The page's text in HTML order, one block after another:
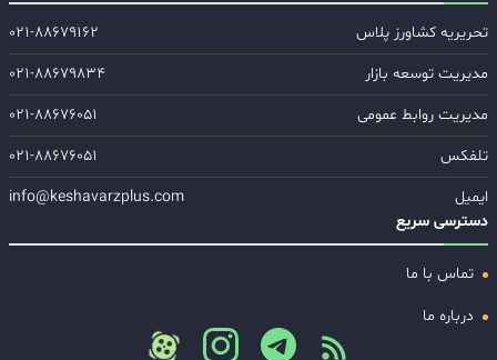
تحریریه کشاورز پلاس
۰۲۱-۸۸۶۷۹۱۶۲
مدیریت توسعه بازار
۰۲۱-۸۸۶۷۹۸۳۴
مدیریت روابط عمومی
۰۲۱-۸۸۶۷۶۰۵۱
تلفکس
۰۲۱-۸۸۶۷۶۰۵۱
ایمیل
info@keshavarzplus.com
دسترسی سریع
تماس با ما
درباره ما